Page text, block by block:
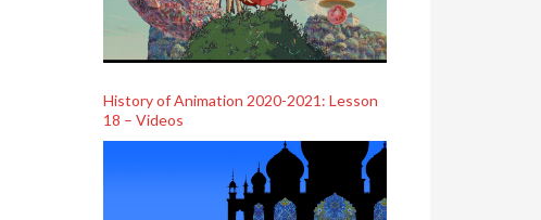
History of Animation 2020-2021: Lesson
18 – Videos